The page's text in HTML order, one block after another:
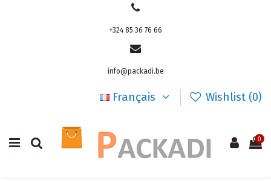
+324 85 36 76 66
info@packadi.be
Français Wishlist (0)
0